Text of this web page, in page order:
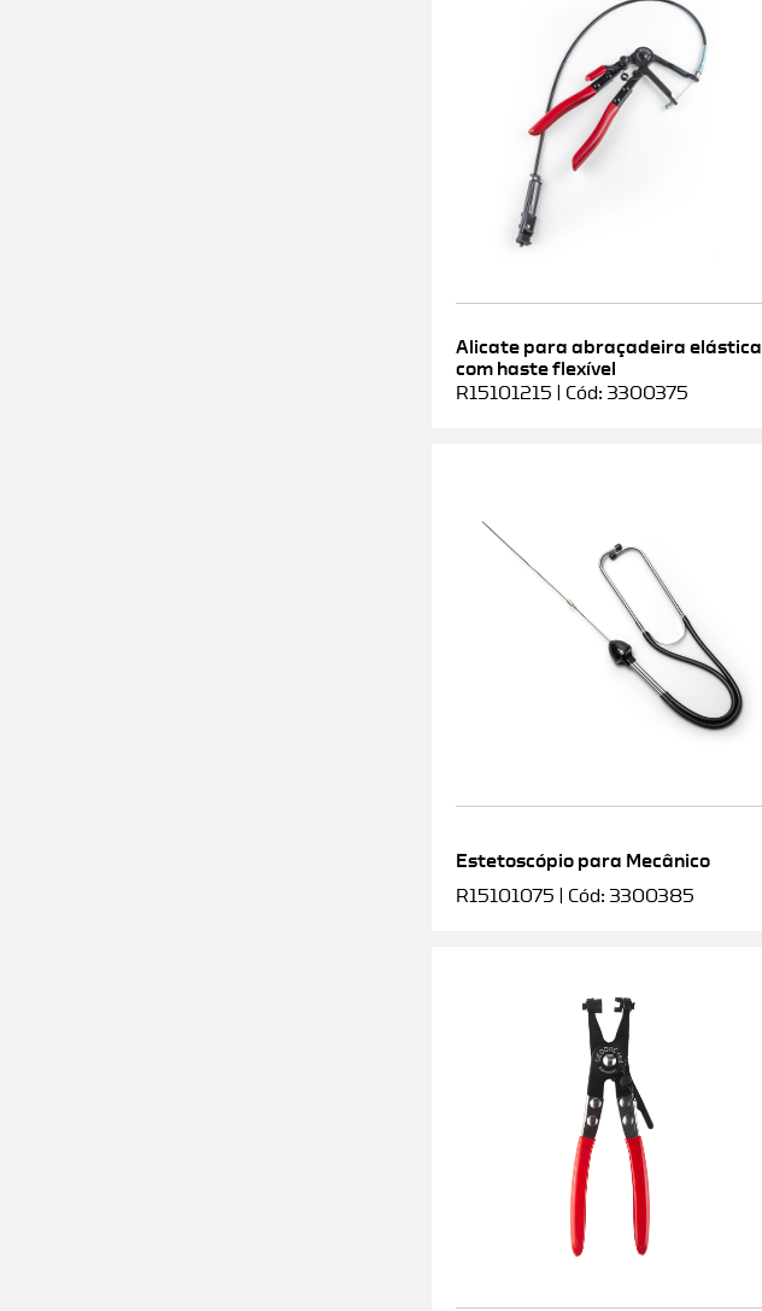
Alicate para abraçadeira elástica
com haste flexível
R15101215 | Cód: 3300375
Estetoscópio para Mecânico
R15101075 | Cód: 3300385